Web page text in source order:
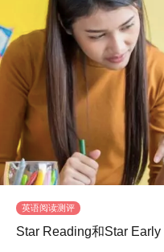
英语阅读测评
Star Reading和Star Early